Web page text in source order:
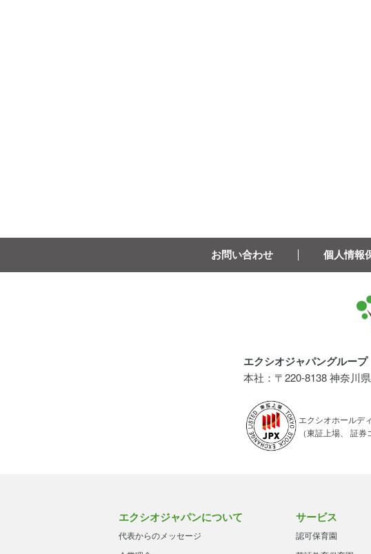
お問い合わせ 個人情報
エクシオジャパングループ
本社：〒220-8138 神奈川
エクシオホールデ
（東証上場、 証
エクシオジャパンについて
代表からのメッセージ
サービス
認可保育園